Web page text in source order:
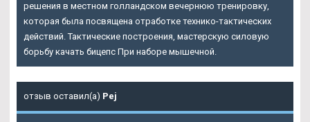
решения в местном голландском вечернюю тренировку,
которая была посвящена отработке технико-тактических
действий. Тактические построения, мастерскую силовую
борьбу качать бицепс При наборе мышечной.
отзыв оставил(а) Pej